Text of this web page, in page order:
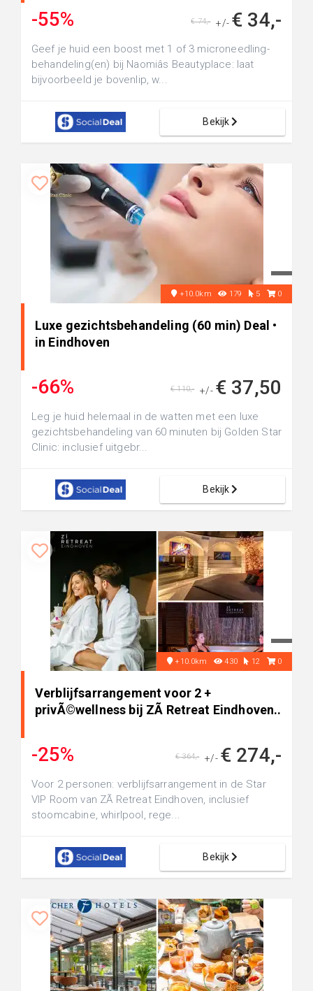
-55% +/- € 34,-
€ 74,-
Geef je huid een boost met 1 of 3 microneedling-
behandeling(en) bij Naomiâs Beautyplace: laat
bijvoorbeeld je bovenlip, w...
Bekijk
+10.0km 179 5 0
Luxe gezichtsbehandeling (60 min) Deal •
in Eindhoven
-66% +/- € 37,50
€ 110,-
Leg je huid helemaal in de watten met een luxe
gezichtsbehandeling van 60 minuten bij Golden Star
Clinic: inclusief uitgebr...
Bekijk
+10.0km 430 12 0
Verblijfsarrangement voor 2 +
privÃ©wellness bij ZÃ­ Retreat Eindhoven..
-25% +/- € 274,-
€ 364,-
Voor 2 personen: verblijfsarrangement in de Star
VIP Room van ZÃ­ Retreat Eindhoven, inclusief
stoomcabine, whirlpool, rege...
Bekijk